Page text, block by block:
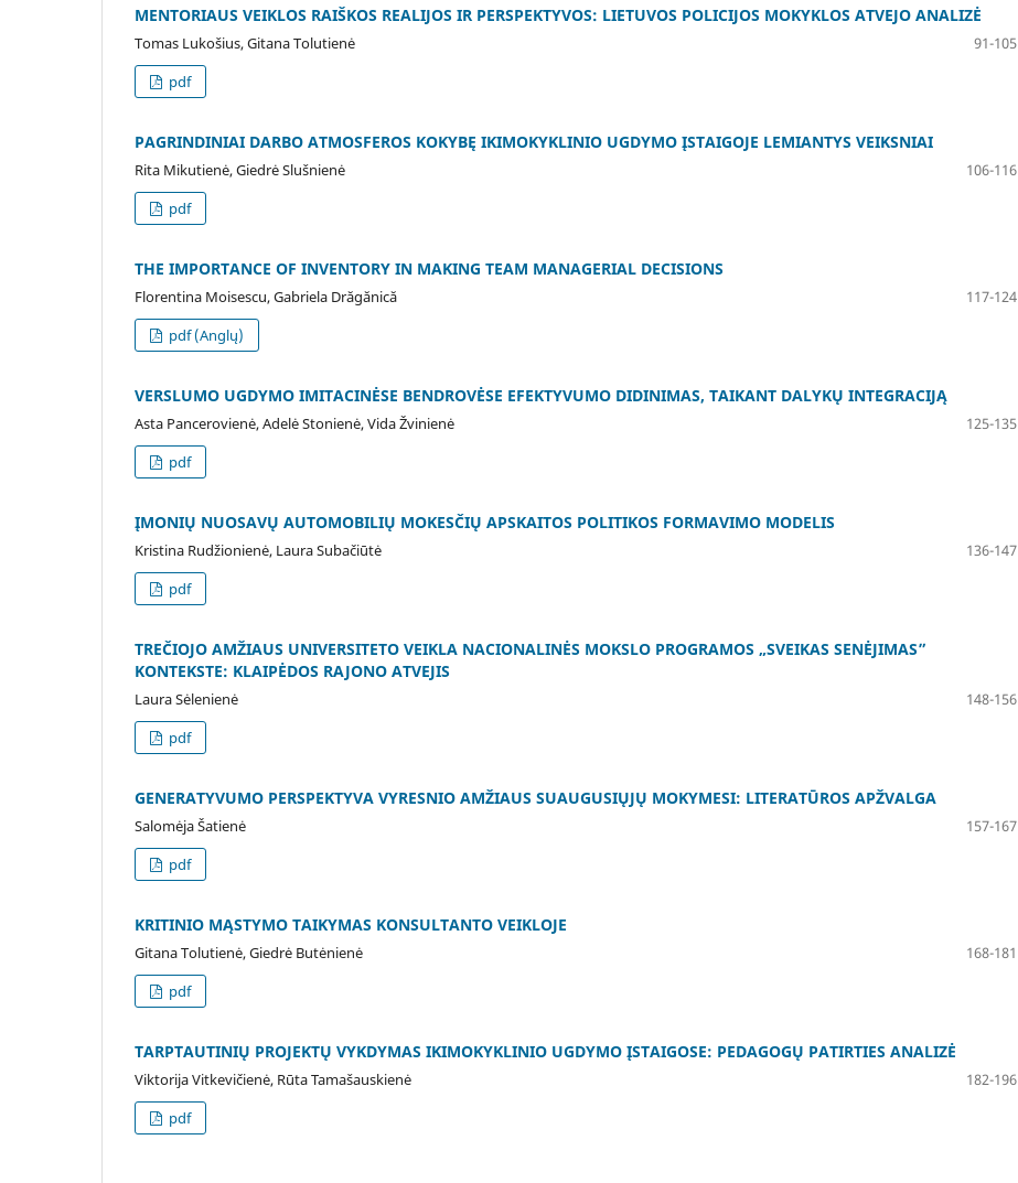
MENTORIAUS VEIKLOS RAIŠKOS REALIJOS IR PERSPEKTYVOS: LIETUVOS POLICIJOS MOKYKLOS ATVEJO ANALIZĖ
Tomas Lukošius, Gitana Tolutienė
91-105
pdf
PAGRINDINIAI DARBO ATMOSFEROS KOKYBĘ IKIMOKYKLINIO UGDYMO ĮSTAIGOJE LEMIANTYS VEIKSNIAI
Rita Mikutienė, Giedrė Slušnienė
106-116
pdf
THE IMPORTANCE OF INVENTORY IN MAKING TEAM MANAGERIAL DECISIONS
Florentina Moisescu, Gabriela Drăgănică
117-124
pdf (Anglų)
VERSLUMO UGDYMO IMITACINĖSE BENDROVĖSE EFEKTYVUMO DIDINIMAS, TAIKANT DALYKŲ INTEGRACIJĄ
Asta Pancerovienė, Adelė Stonienė, Vida Žvinienė
125-135
pdf
ĮMONIŲ NUOSAVŲ AUTOMOBILIŲ MOKESČIŲ APSKAITOS POLITIKOS FORMAVIMO MODELIS
Kristina Rudžionienė, Laura Subačiūtė
136-147
pdf
TREČIOJO AMŽIAUS UNIVERSITETO VEIKLA NACIONALINĖS MOKSLO PROGRAMOS „SVEIKAS SENĖJIMAS”
KONTEKSTE: KLAIPĖDOS RAJONO ATVEJIS
Laura Sėlenienė
148-156
pdf
GENERATYVUMO PERSPEKTYVA VYRESNIO AMŽIAUS SUAUGUSIŲJŲ MOKYMESI: LITERATŪROS APŽVALGA
Salomėja Šatienė
157-167
pdf
KRITINIO MĄSTYMO TAIKYMAS KONSULTANTO VEIKLOJE
Gitana Tolutienė, Giedrė Butėnienė
168-181
pdf
TARPTAUTINIŲ PROJEKTŲ VYKDYMAS IKIMOKYKLINIO UGDYMO ĮSTAIGOSE: PEDAGOGŲ PATIRTIES ANALIZĖ
Viktorija Vitkevičienė, Rūta Tamašauskienė
182-196
pdf